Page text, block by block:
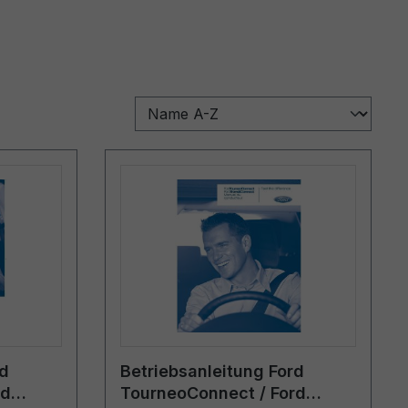
Betriebsanleitung Ford
TourneoConnect / Ford